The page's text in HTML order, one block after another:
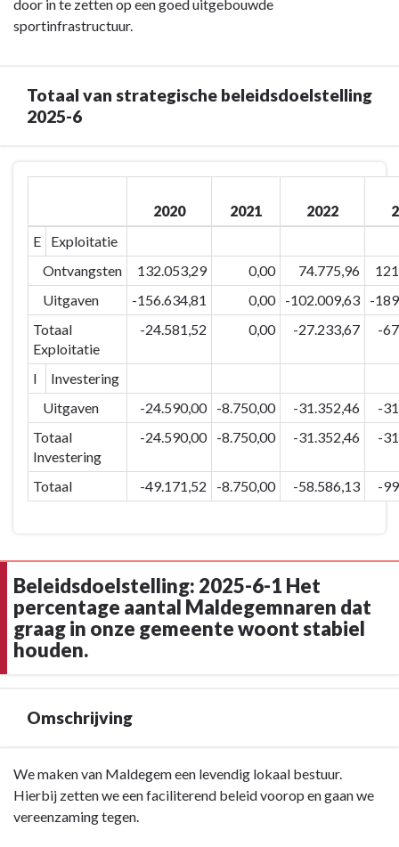
door in te zetten op een goed uitgebouwde
sportinfrastructuur.
Totaal van strategische beleidsdoelstelling
2025-6
Strategische
Beleidsdoelstelling:
Zorgzaam
levendig
Maldegem
Totaal
strategische
6
2020 2021 2022
E
Exploitatie
Ontvangsten
132.053,29 0,00 74.775,96
Uitgaven
-156.634,81 0,00 -102.009,63
-
Totaal
Exploitatie
-24.581,52 0,00 -27.233,67 -
I
Investering
Uitgaven
-24.590,00 -8.750,00 -31.352,46
-
Totaal
Investering
-24.590,00 -8.750,00 -31.352,46 -
Totaal -49.171,52 -8.750,00 -58.586,13 -
Beleidsdoelstelling: 2025-6-1 Het
percentage aantal Maldegemnaren dat
graag in onze gemeente woont stabiel
houden.
Omschrijving
Terug
naar
navigatie
We maken van Maldegem een levendig lokaal bestuur.
Hierbij zetten we een faciliterend beleid voorop en gaan we
vereenzaming tegen.